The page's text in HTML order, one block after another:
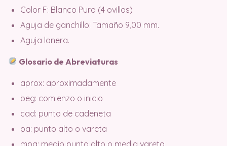
Color F: Blanco Puro (4 ovillos)
Aguja de ganchillo: Tamaño 9,00 mm.
Aguja lanera.
Glosario de Abreviaturas
aprox: aproximadamente
beg: comienzo o inicio
cad: punto de cadeneta
pa: punto alto o vareta
mpa: medio punto alto o media vareta